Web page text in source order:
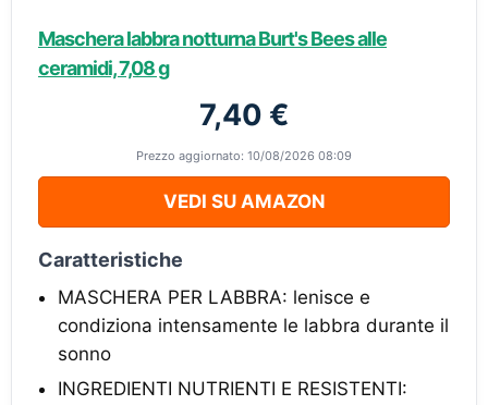
Maschera labbra notturna Burt's Bees alle
ceramidi, 7,08 g
7,40 €
Prezzo aggiornato: 10/08/2026 08:09
VEDI SU AMAZON
Caratteristiche
MASCHERA PER LABBRA: lenisce e
condiziona intensamente le labbra durante il
sonno
INGREDIENTI NUTRIENTI E RESISTENTI: